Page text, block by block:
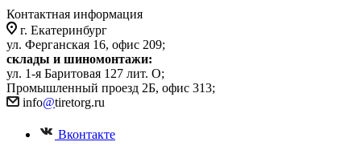
Контактная информация
г. Екатеринбург
ул. Ферганская 16, офис 209;
склады и шиномонтажи:
ул. 1-я Баритовая 127 лит. О;
Промышленный проезд 2Б, офис 313;
info@tiretorg.ru
Вконтакте